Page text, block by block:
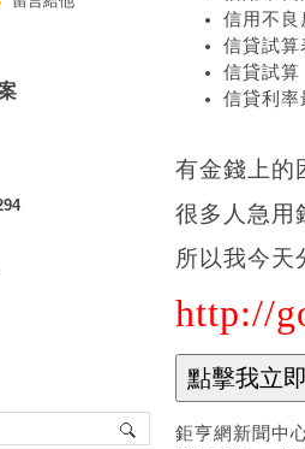
信用不良
信貸試算
信貸試算
信貸利率
有金錢上的
很多人急用
所以我今天
http://
鉅亨網新聞中